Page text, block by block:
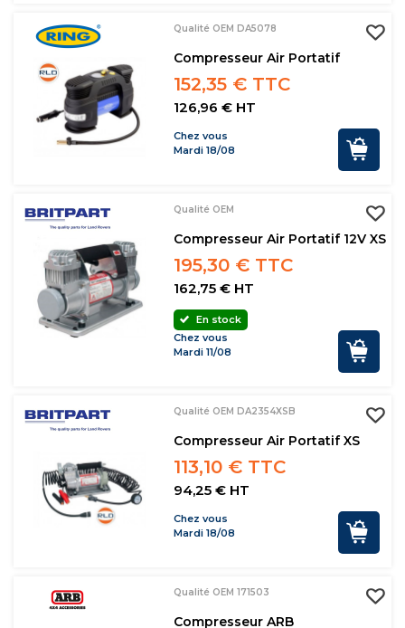
Qualité OEM DA5078
Compresseur Air Portatif
152,35 € TTC
126,96 € HT
Chez vous
Mardi 18/08
Qualité OEM
Compresseur Air Portatif 12V XS
195,30 € TTC
162,75 € HT
En stock
Chez vous
Mardi 11/08
Qualité OEM DA2354XSB
Compresseur Air Portatif XS
113,10 € TTC
94,25 € HT
Chez vous
Mardi 18/08
Qualité OEM 171503
Compresseur ARB